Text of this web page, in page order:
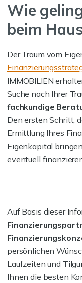
Wie
beim
Der Traum vom
IMMOBILIEN
Suche nach Ihrer
fachkundige
Den ersten Schritt,
Ermittlung Ihres
Eigenkapital
eventuell
Auf Basis dieser
persönlichen
Laufzeiten und
Ihnen die besten